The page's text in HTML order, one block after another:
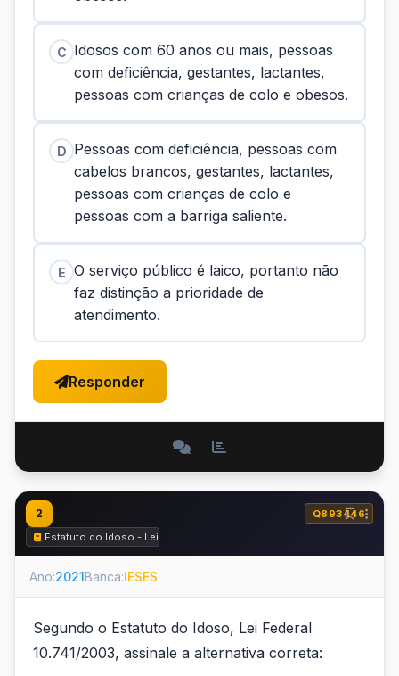
C Idosos com 60 anos ou mais, pessoas
com deficiência, gestantes, lactantes,
pessoas com crianças de colo e obesos.
D Pessoas com deficiência, pessoas com
cabelos brancos, gestantes, lactantes,
pessoas com crianças de colo e
pessoas com a barriga saliente.
E O serviço público é laico, portanto não
faz distinção a prioridade de
atendimento.
Responder
2
Q893446
Estatuto do Idoso - Lei nº 10.741 de 2003
Ano:2021Banca:IESES
Segundo o Estatuto do Idoso, Lei Federal
10.741/2003, assinale a alternativa correta: